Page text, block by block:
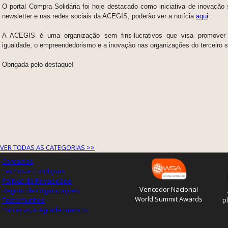
O portal Compra Solidária foi hoje destacado como iniciativa de
newsletter e nas redes sociais da ACEGIS, poderão ver a notícia aqui.
A ACEGIS é uma organização sem fins-lucrativos que visa
igualdade, o empreendedorismo e a inovação nas organizações do terceiro
Obrigada pelo destaque!
VER TODAS AS CATEGORIAS >>
Contactos
Termos e Condições
Política de Privacidade
Registo de Organizações
Testemunhos
Parcerias e Agradecimentos
Vencedor Nacional
World Summit Awards